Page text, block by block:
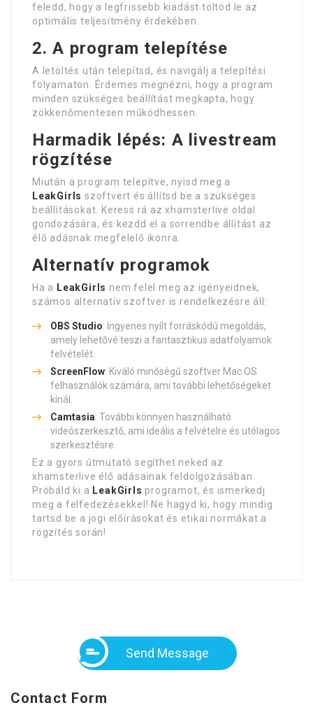
feledd, hogy a legfrissebb kiadást töltöd le az
optimális teljesítmény érdekében.
2. A program telepítése
A letöltés után telepítsd, és navigálj a telepítési
folyamaton. Érdemes megnézni, hogy a program
minden szükséges beállítást megkapta, hogy
zökkenőmentesen működhessen.
Harmadik lépés: A livestream
rögzítése
Miután a program telepítve, nyisd meg a
LeakGirls szoftvert és állítsd be a szükséges
beállításokat. Keress rá az xhamsterlive oldal
gondozására, és kezdd el a sorrendbe állítást az
élő adásnak megfelelő ikonra.
Alternatív programok
Ha a LeakGirls nem felel meg az igényeidnek,
számos alternatív szoftver is rendelkezésre áll:
OBS Studio: Ingyenes nyílt forráskódú megoldás,
amely lehetővé teszi a fantasztikus adatfolyamok
felvételét.
ScreenFlow: Kiváló minőségű szoftver Mac OS
felhasználók számára, ami további lehetőségeket
kínál.
Camtasia: További könnyen használható
videószerkesztő, ami ideális a felvételre és utólagos
szerkesztésre.
Ez a gyors útmutató segíthet neked az
xhamsterlive élő adásainak feldolgozásában.
Próbáld ki a LeakGirls programot, és ismerkedj
meg a felfedezésekkel! Ne hagyd ki, hogy mindig
tartsd be a jogi előírásokat és etikai normákat a
rögzítés során!
Send Message
Contact Form